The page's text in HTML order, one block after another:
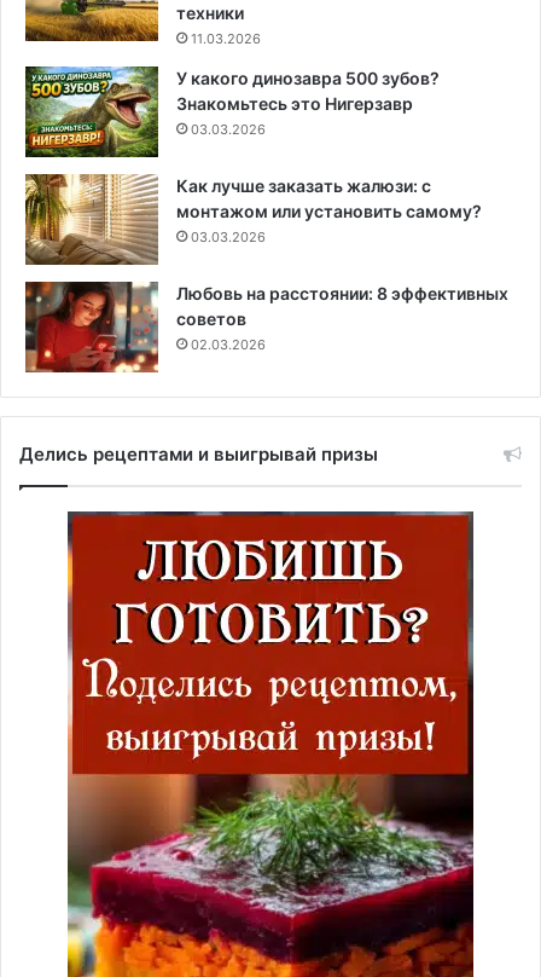
техники
11.03.2026
У какого динозавра 500 зубов?
Знакомьтесь это Нигерзавр
03.03.2026
Как лучше заказать жалюзи: с
монтажом или установить самому?
03.03.2026
Любовь на расстоянии: 8 эффективных
советов
02.03.2026
Делись рецептами и выигрывай призы